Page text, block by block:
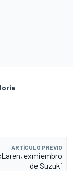
ARTÍCULO PREVIO
exmiembro
de Suzuki